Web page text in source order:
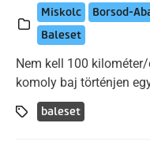
Miskolc Borsod-
Baleset
Nem kell 100
komoly baj történjen
baleset